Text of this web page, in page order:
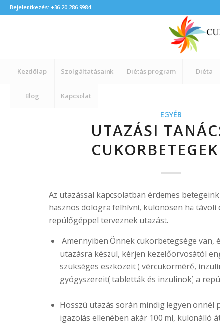
Bejelentkezés: +36 20 286 9984
Kezdőlap Szolgáltatásaink Diétás program Diéta
Blog Kapcsolat
EGYÉB
UTAZÁSI
Az utazással kapcsolatban érdemes
hasznos dologra felhívni, különösen ha távoli
repülőgéppel terveznek utazást.
Amennyiben Önnek cukorbetegsége van,
utazásra készül, kérjen kezelőorvosától
szükséges eszközeit ( vércukormérő,
gyógyszereit( tabletták és inzulinok) a
Hosszú utazás során mindig legyen önnél
igazolás ellenében akár 100 ml, különálló